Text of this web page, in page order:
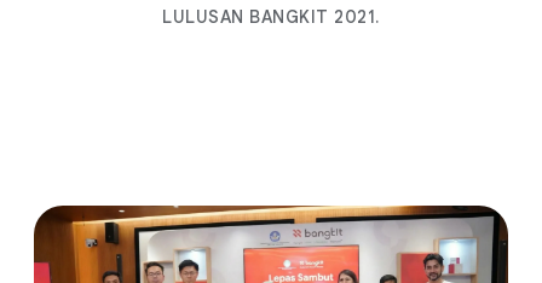
LULUSAN BANGKIT 2021.